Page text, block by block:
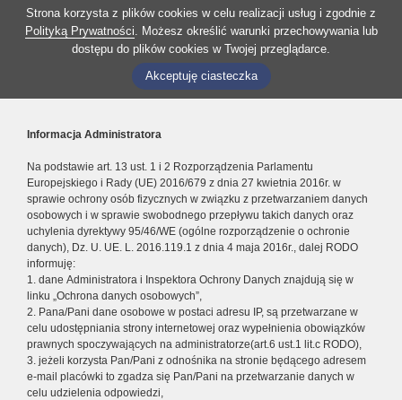
Strona korzysta z plików cookies w celu realizacji usług i zgodnie z
Polityką Prywatności. Możesz określić warunki przechowywania lub
dostępu do plików cookies w Twojej przeglądarce.
Akceptuję ciasteczka
Informacja Administratora
Na podstawie art. 13 ust. 1 i 2 Rozporządzenia Parlamentu
Europejskiego i Rady (UE) 2016/679 z dnia 27 kwietnia 2016r. w
sprawie ochrony osób fizycznych w związku z przetwarzaniem danych
osobowych i w sprawie swobodnego przepływu takich danych oraz
uchylenia dyrektywy 95/46/WE (ogólne rozporządzenie o ochronie
danych), Dz. U. UE. L. 2016.119.1 z dnia 4 maja 2016r., dalej RODO
informuję:
1. dane Administratora i Inspektora Ochrony Danych znajdują się w
linku „Ochrona danych osobowych”,
2. Pana/Pani dane osobowe w postaci adresu IP, są przetwarzane w
celu udostępniania strony internetowej oraz wypełnienia obowiązków
prawnych spoczywających na administratorze(art.6 ust.1 lit.c RODO),
3. jeżeli korzysta Pan/Pani z odnośnika na stronie będącego adresem
e-mail placówki to zgadza się Pan/Pani na przetwarzanie danych w
celu udzielenia odpowiedzi,